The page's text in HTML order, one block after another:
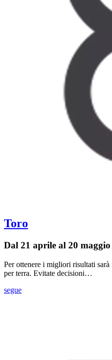
Toro
Dal 21 aprile al 20 maggio
Per ottenere i migliori risultati
per terra. Evitate decisioni…
segue